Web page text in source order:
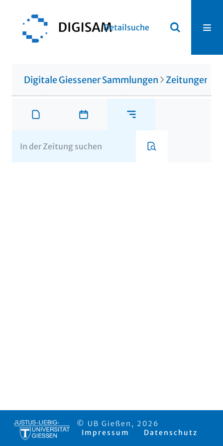
Detailsuche
Digitale Giessener Sammlungen Zeitungen
© UB Gießen, 2026
Impressum
Datenschutz